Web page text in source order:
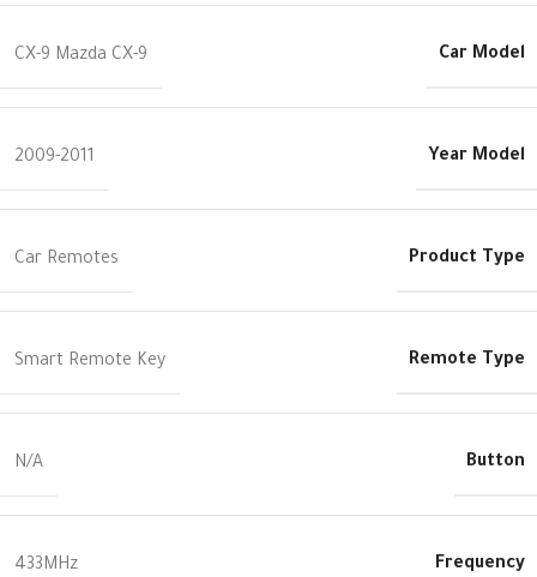
Car Model
CX-9 Mazda CX-9
Year Model
2009-2011
Product Type
Car Remotes
Remote Type
Smart Remote Key
Button
N/A
Frequency
433MHz